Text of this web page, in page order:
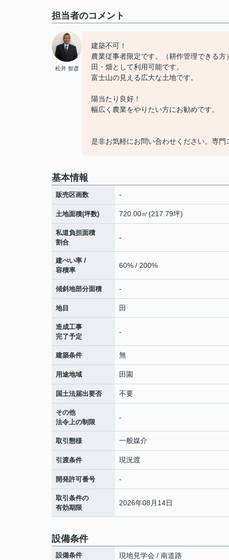
担当者のコメント
松井 智彦
建築不可！
農業従事者限定です。（耕作管理できる方）
田・畑として利用可能です。
富士山の見える広大な土地です。
陽当たり良好！
幅広く農業をやりたい方にお勧めです。
是非お気軽にお問い合わせください。専門
基本情報
販売区画数 -
土地面積(坪数) 720.00㎡(217.79坪)
私道負担面積
割合
-
建ぺい率 /
容積率
60% / 200%
傾斜地部分面積 -
地目 田
造成工事
完了予定
-
建築条件 無
用途地域 田園
国土法届出要否 不要
その他
法令上の制限
-
取引態様 一般媒介
引渡条件 現況渡
開発許可番号 -
取引条件の
有効期限
2026年08月14日
設備条件
設備条件 現地見学会 / 南道路